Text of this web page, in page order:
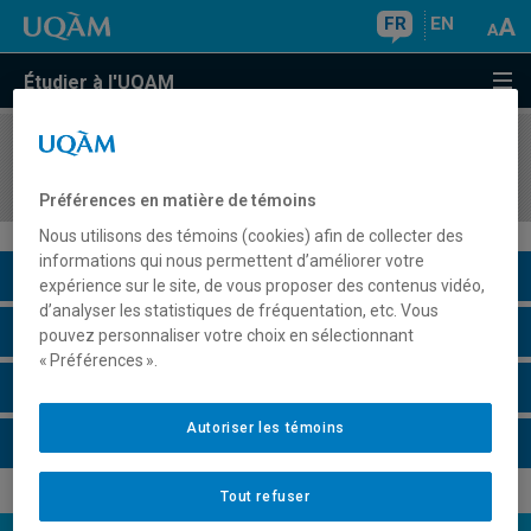
FR EN
Étudier à l'UQAM
COURS//
Description du cours
Horaire - Été 2026
Préférences en matière de témoins
Nous utilisons des témoins (cookies) afin de collecter des
informations qui nous permettent d’améliorer votre
expérience sur le site, de vous proposer des contenus vidéo,
d’analyser les statistiques de fréquentation, etc. Vous
pouvez personnaliser votre choix en sélectionnant
« Préférences ».
Tout refuser
Autoriser les témoins